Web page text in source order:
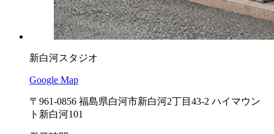
新白河スタジオ
Google Map
〒961-0856 福島県白河市新白河2丁目43-2 ハイマウン
ト新白河101